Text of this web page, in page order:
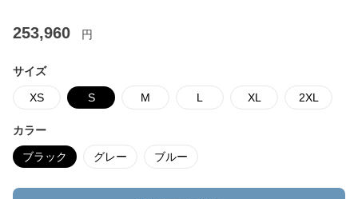
253,960 円
サイズ
XS S M L XL 2XL
カラー
ブラック グレー ブルー